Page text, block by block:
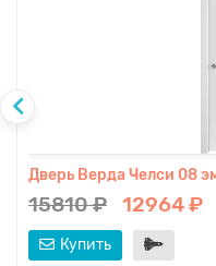
Дверь Верда Челси 08
15810 ₽ 12964 ₽
Купить